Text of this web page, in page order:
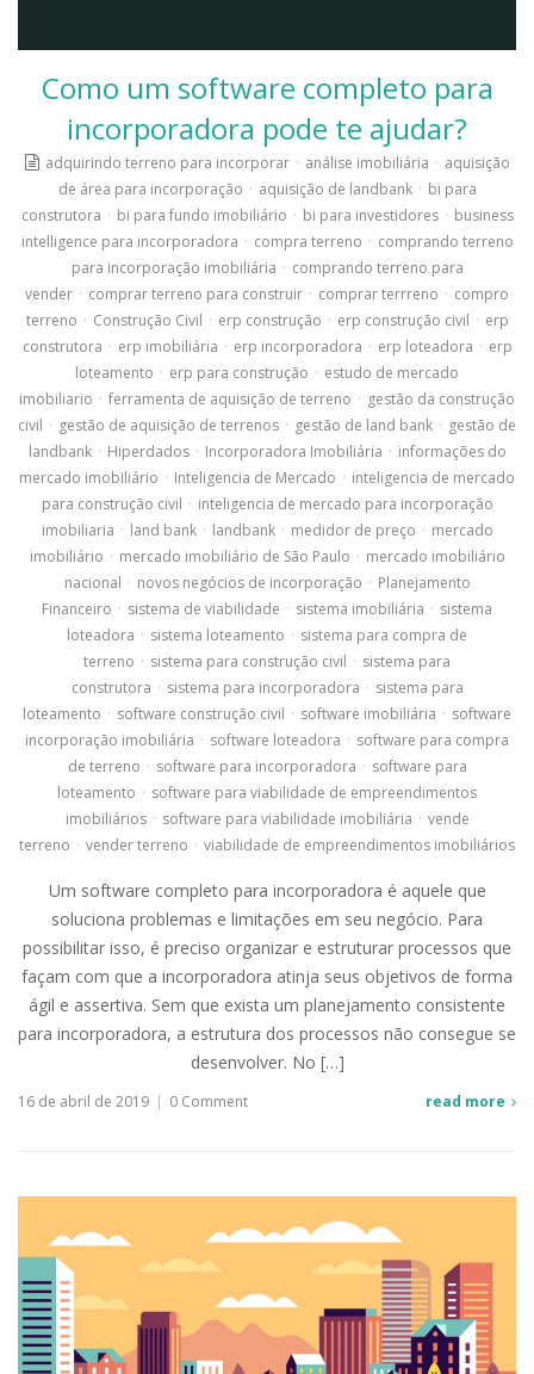
Como um software completo para
incorporadora pode te ajudar?
adquirindo terreno para incorporar · análise imobiliária · aquisição
de área para incorporação · aquisição de landbank · bi para
construtora · bi para fundo imobiliário · bi para investidores · business
intelligence para incorporadora · compra terreno · comprando terreno
para incorporação imobiliária · comprando terreno para
vender · comprar terreno para construir · comprar terrreno · compro
terreno · Construção Civil · erp construção · erp construção civil · erp
construtora · erp imobiliária · erp incorporadora · erp loteadora · erp
loteamento · erp para construção · estudo de mercado
imobiliario · ferramenta de aquisição de terreno · gestão da construção
civil · gestão de aquisição de terrenos · gestão de land bank · gestão de
landbank · Hiperdados · Incorporadora Imobiliária · informações do
mercado imobiliário · Inteligencia de Mercado · inteligencia de mercado
para construção civil · inteligencia de mercado para incorporação
imobiliaria · land bank · landbank · medidor de preço · mercado
imobiliário · mercado imobiliário de São Paulo · mercado imobiliário
nacional · novos negócios de incorporação · Planejamento
Financeiro · sistema de viabilidade · sistema imobiliária · sistema
loteadora · sistema loteamento · sistema para compra de
terreno · sistema para construção civil · sistema para
construtora · sistema para incorporadora · sistema para
loteamento · software construção civil · software imobiliária · software
incorporação imobiliária · software loteadora · software para compra
de terreno · software para incorporadora · software para
loteamento · software para viabilidade de empreendimentos
imobiliários · software para viabilidade imobiliária · vende
terreno · vender terreno · viabilidade de empreendimentos imobiliários
Um software completo para incorporadora é aquele que
soluciona problemas e limitações em seu negócio. Para
possibilitar isso, é preciso organizar e estruturar processos que
façam com que a incorporadora atinja seus objetivos de forma
ágil e assertiva. Sem que exista um planejamento consistente
para incorporadora, a estrutura dos processos não consegue se
desenvolver. No […]
16 de abril de 2019 | 0 Comment read more